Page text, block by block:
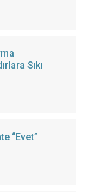
Sıkı
“Evet”